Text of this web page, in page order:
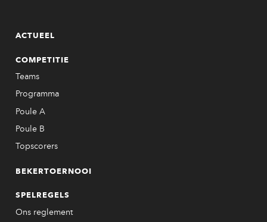
ACTUEEL
COMPETITIE
Teams
Programma
Poule A
Poule B
Topscorers
BEKERTOERNOOI
SPELREGELS
Ons reglement